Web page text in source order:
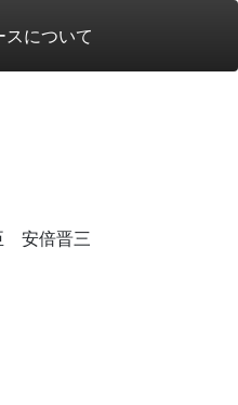
について
安倍晋三